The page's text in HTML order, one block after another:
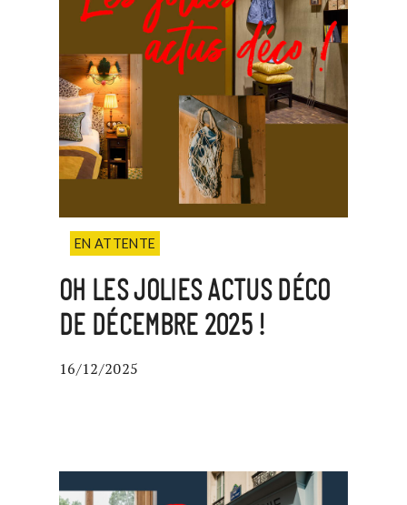
EN ATTENTE
OH LES JOLIES ACTUS DÉCO
DE DÉCEMBRE 2025 !
16/12/2025